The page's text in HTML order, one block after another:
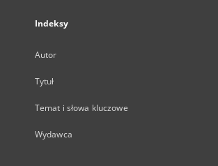
Indeksy
Autor
Tytuł
Temat i słowa kluczowe
Wydawca